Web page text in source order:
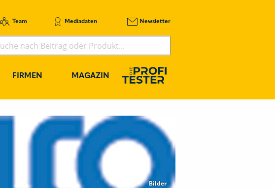
Team Mediadaten Newsletter
FIRMEN MAGAZIN
Bilder